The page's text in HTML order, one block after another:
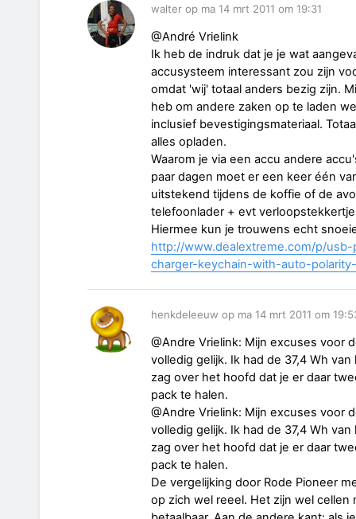
walter op ma 14 mrt 2011 om 19:31
@André Vrielink
Ik heb de indruk dat je je wat
accusysteem interessant zou zijn
omdat 'wij' totaal anders bezig zijn.
heb om andere zaken op te laden
inclusief bevestigingsmateriaal.
alles opladen.
Waarom je via een accu andere
paar dagen moet er een keer één
uitstekend tijdens de koffie of de
telefoonlader + evt
Hiermee kun je trouwens echt
http://www.dealextreme.com/p/
charger-keychain-with-auto-
henkdeleeuw op ma 14 mrt 2011 om
@Andre Vrielink: Mijn excuses voor
volledig gelijk. Ik had de 37,4 Wh
zag over het hoofd dat je er daar
pack te halen.
@Andre Vrielink: Mijn excuses voor
volledig gelijk. Ik had de 37,4 Wh
zag over het hoofd dat je er daar
pack te halen.
De vergelijking door Rode Pioneer
op zich wel reeel. Het zijn wel